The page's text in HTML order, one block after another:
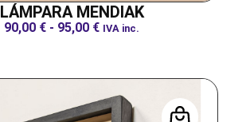
LÁMPARA MENDIAK
90,00 € - 95,00 € IVA inc.